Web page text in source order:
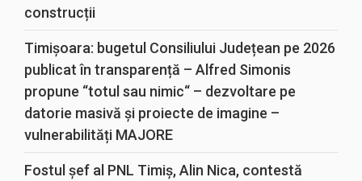
construcții
Timișoara: bugetul Consiliului Județean pe 2026
publicat în transparență – Alfred Simonis
propune “totul sau nimic“ – dezvoltare pe
datorie masivă și proiecte de imagine –
vulnerabilități MAJORE
Fostul șef al PNL Timiș, Alin Nica, contestă